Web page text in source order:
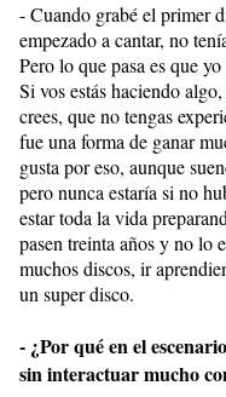
- Cuando grabé el primer
empezado a cantar, no
Pero lo que pasa es que
Si vos estás haciendo
crees, que no tengas
fue una forma de ganar
gusta por eso, aunque
pero nunca estaría si no
estar toda la vida
pasen treinta años y no lo
muchos discos, ir
un super disco.
- ¿Por qué en el
sin interactuar mucho